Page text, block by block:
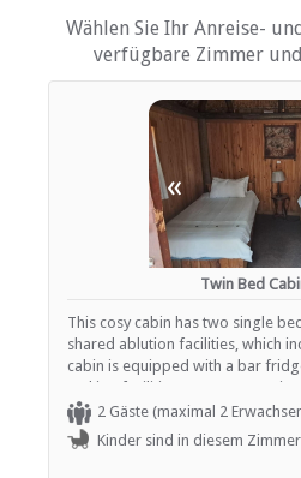
Alternativ ist das Stone
Naturschutzgebiet befindet,
diejenigen verfügbar, die
Sternen braai machen
Möglichkeit haben, es für
mieten, oder wir können ein
arrangieren (Buchungen
EINRICHTUNGEN
Kinderfreundlich (alle
Zimmerreinigung (täglich)
Wäscheservice
Parkplatz (abseits der Straße)
Haustiere erlaubt (nach
Rezeption (Geschäftszeiten)
Sicherheit (Wache)
Rauchen: in abgegrenzten
Schwimmbad
FUNKTIONEN
Bar
Trennbereich(e)
Catering (hausintern)
Ausstellungsfläche
Wählen Sie Ihr Anreise-
verfügbare Zimmer und
«
Twin Bed
This cosy cabin has two single
shared ablution facilities, which
cabin is equipped with a bar
making facilities. Guests can
BBQ/braai area.
2 Gäste (maximal 2
Kinder sind in diesem